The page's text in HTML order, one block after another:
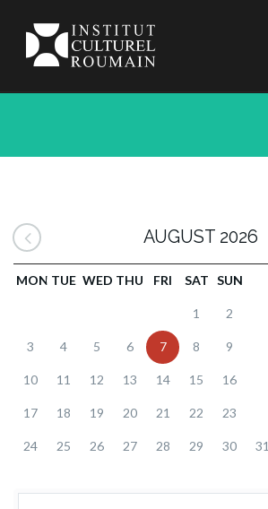
AUGUST 2026
MON TUE WED THU FRI SAT SUN
1 2
3 4 5 6 7 8 9
10 11 12 13 14 15 16
17 18 19 20 21 22 23
24 25 26 27 28 29 30 31